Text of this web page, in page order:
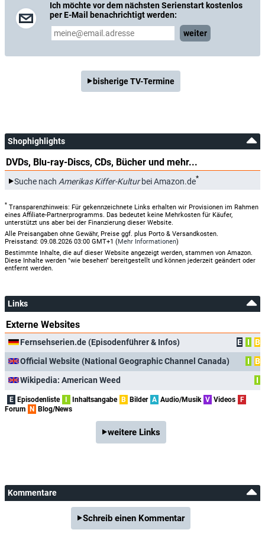
Ich möchte vor dem nächsten Serienstart kostenlos
per E-Mail benachrichtigt werden:
weiter
bisherige TV-Termine
Shophighlights
DVDs, Blu-ray-Discs, CDs, Bücher und mehr...
Suche nach Amerikas Kiffer-Kulturbei Amazon.de*
* Transparenzhinweis: Für gekennzeichnete Links erhalten wir Provisionen im Rahmen
eines Affiliate-Partnerprogramms. Das bedeutet keine Mehrkosten für Käufer,
unterstützt uns aber bei der Finanzierung dieser Website.
Alle Preisangaben ohne Gewähr, Preise ggf. plus Porto & Versandkosten.
Preisstand: 09.08.2026 03:00 GMT+1 (Mehr Informationen)
Bestimmte Inhalte, die auf dieser Website angezeigt werden, stammen von Amazon.
Diese Inhalte werden "wie besehen" bereitgestellt und können jederzeit geändert oder
entfernt werden.
Links
Externe Websites
Fernsehserien.de (Episodenführer & Infos) E I
B
Official Website (National Geographic Channel Canada)
I
B
Wikipedia: American Weed
I
E Episodenliste I Inhaltsangabe B Bilder A Audio/Musik V Videos F
Forum N Blog/News
weitere Links
Kommentare
Schreib einen Kommentar